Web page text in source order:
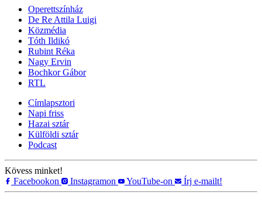
Operettszínház
De Re Attila Luigi
Közmédia
Tóth Ildikó
Rubint Réka
Nagy Ervin
Bochkor Gábor
RTL
Címlapsztori
Napi friss
Hazai sztár
Külföldi sztár
Podcast
Kövess minket!
Facebookon
Instagramon YouTube-on Írj e-mailt!